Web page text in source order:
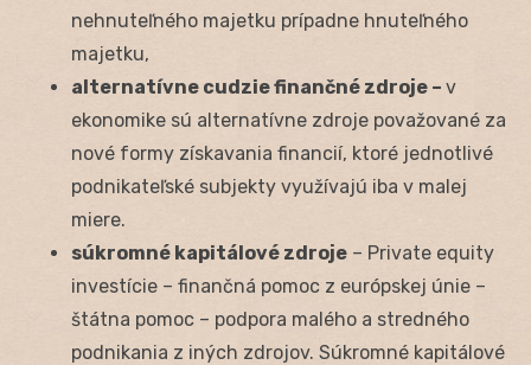
nehnuteľného majetku prípadne hnuteľného
majetku,
alternatívne cudzie finančné zdroje – v
ekonomike sú alternatívne zdroje považované za
nové formy získavania financií, ktoré jednotlivé
podnikateľské subjekty využívajú iba v malej
miere.
súkromné kapitálové zdroje – Private equity
investície – finančná pomoc z európskej únie –
štátna pomoc – podpora malého a stredného
podnikania z iných zdrojov. Súkromné kapitálové